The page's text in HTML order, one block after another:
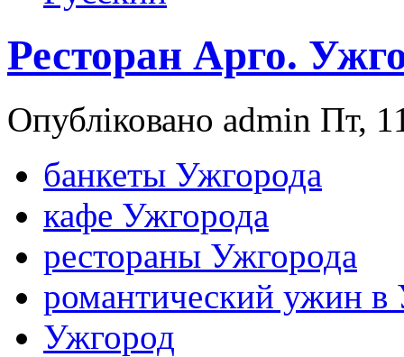
Ресторан Арго.
Опубліковано admin Пт,
банкеты Ужгорода
кафе Ужгорода
рестораны Ужгорода
романтический ужин в
Ужгород